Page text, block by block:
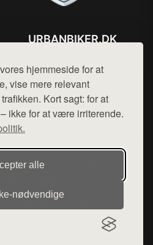
hjemmeside for at
vise mere relevant
Kort sagt: for at
ikke for at være irriterende.
alle
URBANBIKER.DK
Mail: hej@want.dk
Cookie- og privatlivspolitik
der udgiver en række
af forskellige produkter fra
ikke varer fra denne side - vi